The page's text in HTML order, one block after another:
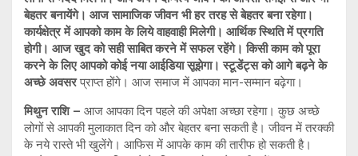
बेहतर बनायेंगे। आज सामाजिक जीवन भी हर तरह से बेहतर बना रहेगा।
कार्यक्षेत्र में आपको काम के लिये वाहवाही मिलेगी। आर्थिक स्थिति में प्रगति
होगी। आज खुद को सही साबित करने में सफल रहेंगे। किसी काम को पूरा
करने के लिए आपको कोई नया आईडिया सूझेगा। स्टूडेंट्स को आगे बढ़ने के
अच्छे अवसरप्राप्त होंगे। आज समाज में आपका मान-सम्मान बढ़ेगा।
मिथुन राशि – आज आपका दिन पहले की अपेक्षा अच्छा रहेगा। कुछ अच्छे
लोगों से आपकी मुलाकात दिन को और बेहतर बना सकती है। जीवन में तरक्की
के नये रास्ते भी खुलेंगे। आफिस में आपके काम की तारीफ हो सकती है।